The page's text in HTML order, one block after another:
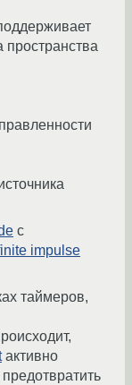
пространства
с
impulse
таймеров,
активно